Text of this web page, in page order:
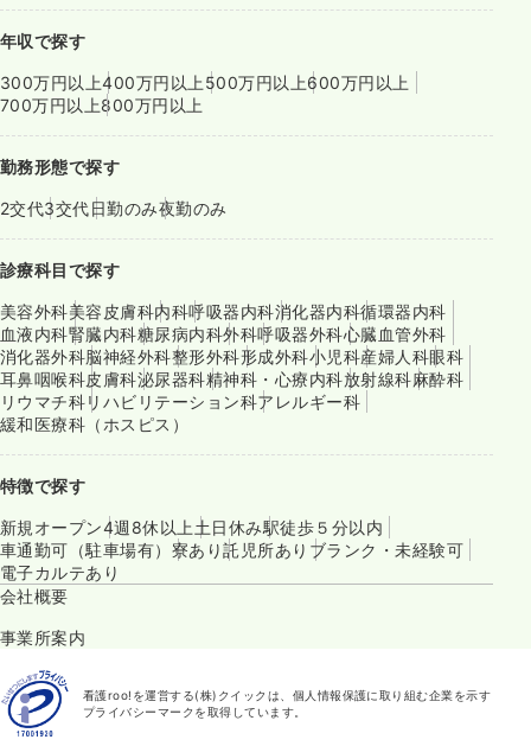
年収で探す
300万円以上400万円以上 500万円以上600万円以上
700万円以上800万円以上
勤務形態で探す
2交代3交代日勤のみ夜勤のみ
診療科目で探す
美容外科美容皮膚科内科呼吸器内科消化器内科循環器内科
血液内科腎臓内科糖尿病内科外科呼吸器外科心臓血管外科
消化器外科脳神経外科整形外科形成外科小児科産婦人科眼科
耳鼻咽喉科皮膚科泌尿器科精神科・心療内科放射線科麻酔科
リウマチ科リハビリテーション科アレルギー科
緩和医療科（ホスピス）
特徴で探す
新規オープン4週8休以上 土日休み駅徒歩５分以内
車通勤可（駐車場有） 寮あり託児所あり ブランク・未経験可
電子カルテあり
会社概要
事業所案内
看護roo!を運営する(株)クイックは、個人情報保護に取り組む企業を示す
プライバシーマークを取得しています。